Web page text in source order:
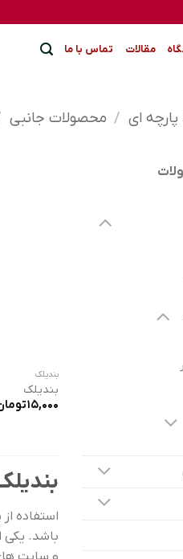
مقالات تماس با ما
پارچه ای / محصولات جانبی
بندیلک
بندیلک
15,000
استفاده
باشد. یکی